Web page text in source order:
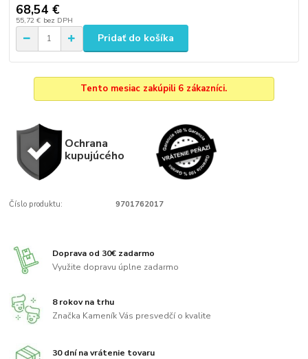
68,54 €
55,72 € bez DPH
Pridať do košíka
Tento mesiac zakúpili 6 zákazníci.
Ochrana
kupujúcého
Číslo produktu: 9701762017
Doprava od 30€ zadarmo
Využite dopravu úplne zadarmo
8 rokov na trhu
Značka Kameník Vás presvedčí o kvalite
30 dní na vrátenie tovaru